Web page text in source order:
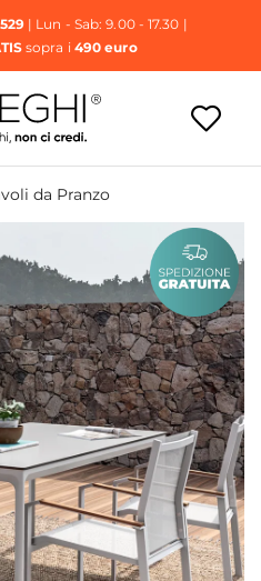
| Lun - Sab: 9.00 - 17.30 |
sopra i 490 euro
da Pranzo